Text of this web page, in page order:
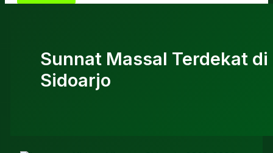
Sunnat Massal Terdekat di
Sidoarjo